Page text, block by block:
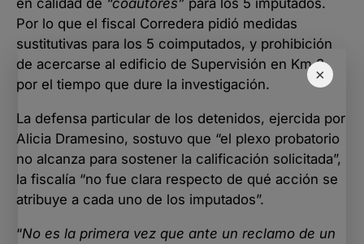
×
en calidad de “coautores” para los 5 imputados.
Por lo que el fiscal Corredera pidió medidas
sustitutivas para los 5 coimputados, y prohibición
de acercarse al edificio de Supervisión en Km 3,
por el tiempo que dure la investigación.
La defensa particular de los detenidos, ejercida por
Alicia Dramesino, sostuvo que “el plexo probatorio
no alcanza para sostener la calificación solicitada”,
la fiscalía “no fue clara respecto de qué acción se
atribuye a cada uno de los imputados”.
“No es la primera vez que ante un reclamo de un